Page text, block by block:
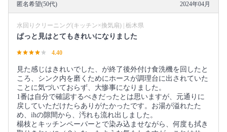
匿名希望(50代) 2024年04月
水回りクリーニング(キッチン×換気扇) | 栃木県
ぱっと見はとてもきれいになりました
4.40
見た感じはきれいでした、が終了後外付け食洗機を回したと
ころ、シンク内を磨くためにホースが調理台に出されていた
ことに気づいておらず、大惨事になりました。
1番は自分で確認するべきだったとは思いますが、元通りに
戻していただけたらありがたかったです。お湯が溢れたた
め、ihの隙間から、汚れも流れ出しました。
楊枝とキッチンペーパーとで染み込ませながら、何度も拭き